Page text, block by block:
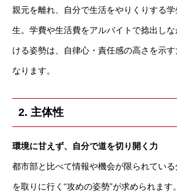
親元を離れ、自分で生活をやりくりする
生。学費や生活費をアルバイトで捻出し
ける姿勢は、自律心・責任感の高さを示
なります。
2. 主体性
環境に甘えず、自分で道を切り開く力
都市部と比べて情報や機会が限られてい
を取りに行く“攻めの姿勢”が求められま